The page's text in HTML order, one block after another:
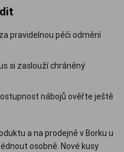
pravidelnou péči odmění
si zaslouží chráněný
nábojů ověřte ještě
a na prodejně v Borku u
osobně. Nové kusy